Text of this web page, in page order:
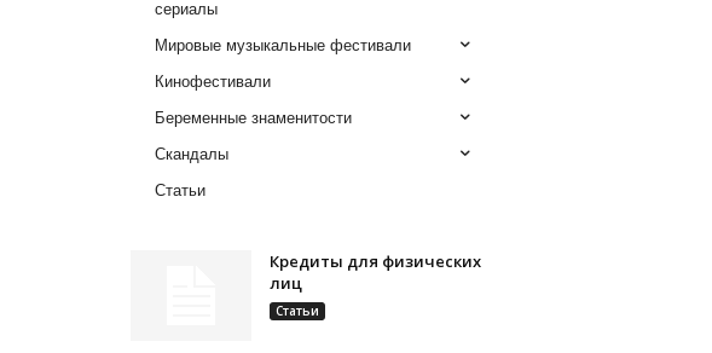
сериалы
Мировые музыкальные фестивали
Кинофестивали
Беременные знаменитости
Скандалы
Статьи
Кредиты для физических
лиц
Статьи